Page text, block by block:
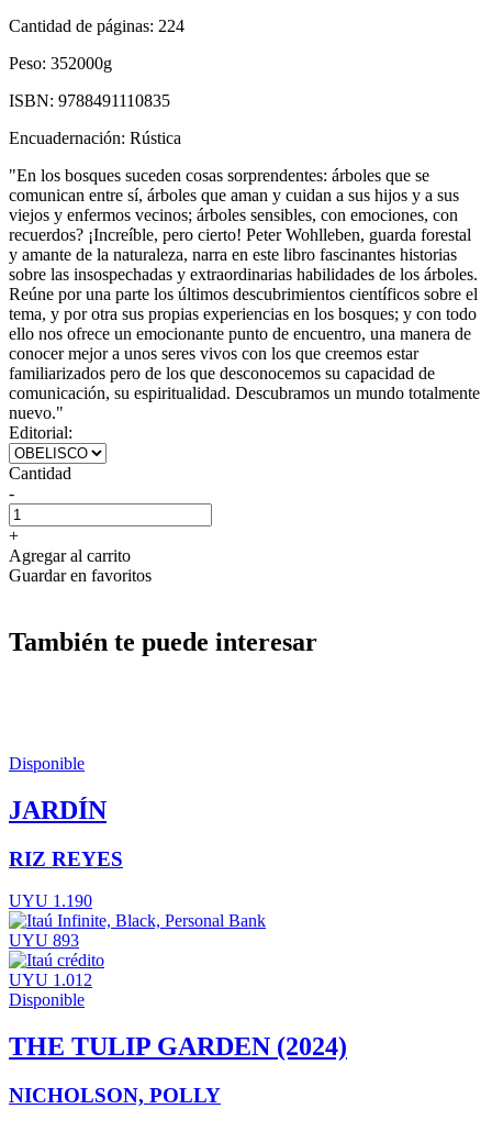
Cantidad de páginas: 224
Peso: 352000g
ISBN: 9788491110835
Encuadernación: Rústica
"En los bosques suceden cosas sorprendentes: árboles que se
comunican entre sí, árboles que aman y cuidan a sus hijos y a sus
viejos y enfermos vecinos; árboles sensibles, con emociones, con
recuerdos? ¡Increíble, pero cierto! Peter Wohlleben, guarda forestal
y amante de la naturaleza, narra en este libro fascinantes historias
sobre las insospechadas y extraordinarias habilidades de los árboles.
Reúne por una parte los últimos descubrimientos científicos sobre el
tema, y por otra sus propias experiencias en los bosques; y con todo
ello nos ofrece un emocionante punto de encuentro, una manera de
conocer mejor a unos seres vivos con los que creemos estar
familiarizados pero de los que desconocemos su capacidad de
comunicación, su espiritualidad. Descubramos un mundo totalmente
nuevo."
Editorial:
Cantidad
-
+
Agregar al carrito
Guardar en favoritos
También te puede interesar
Disponible
JARDÍN
RIZ REYES
UYU 1.190
UYU 893
UYU 1.012
Disponible
THE TULIP GARDEN (2024)
NICHOLSON, POLLY